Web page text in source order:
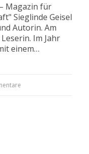
Magazin für
Sieglinde Geisel
Autorin. Am
Im Jahr
einem…